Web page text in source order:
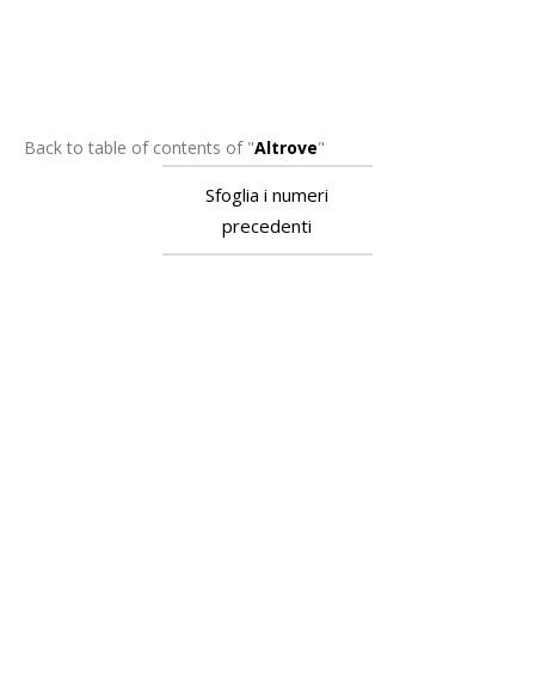
Back to table of contents of "Altrove"
Sfoglia i numeri
precedenti